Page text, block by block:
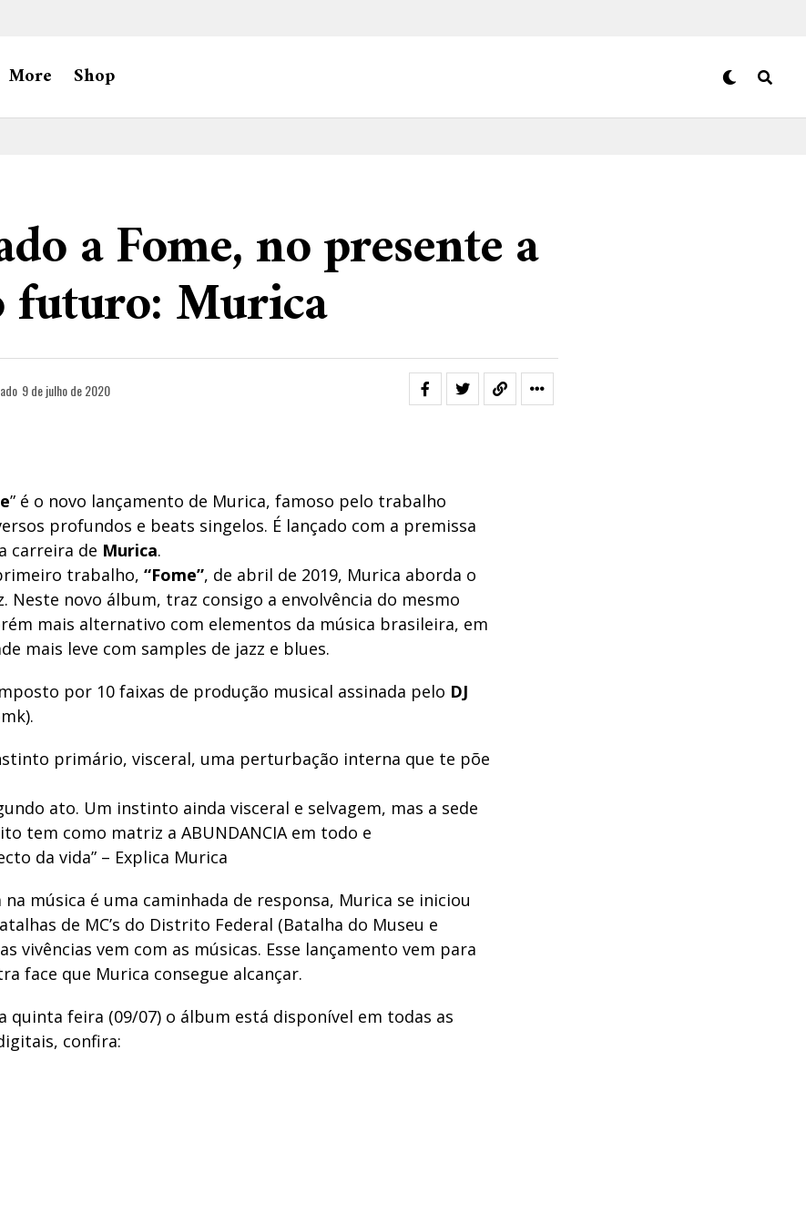
More Shop
a Fome, no presente a
futuro: Murica
9 de julho de 2020
” é o novo lançamento de Murica, famoso pelo trabalho
profundos e beats singelos. É lançado com a premissa
carreira de Murica.
trabalho, “Fome”, de abril de 2019, Murica aborda o
Neste novo álbum, traz consigo a envolvência do mesmo
mais alternativo com elementos da música brasileira, em
mais leve com samples de jazz e blues.
por 10 faixas de produção musical assinada pelo DJ
primário, visceral, uma perturbação interna que te põe
ato. Um instinto ainda visceral e selvagem, mas a sede
tem como matriz a ABUNDANCIA em todo e
da vida” – Explica Murica
música é uma caminhada de responsa, Murica se iniciou
de MC’s do Distrito Federal (Batalha do Museu e
vivências vem com as músicas. Esse lançamento vem para
face que Murica consegue alcançar.
quinta feira (09/07) o álbum está disponível em todas as
confira: